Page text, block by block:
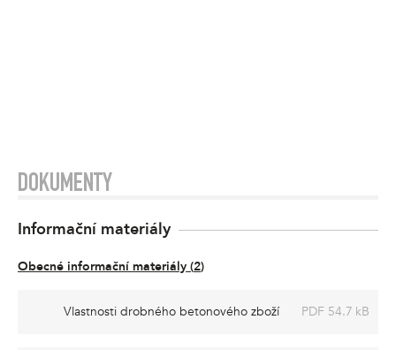
DOKUMENTY
Informační materiály
Obecné informační materiály (2)
Vlastnosti drobného betonového zboží PDF 54.7 kB